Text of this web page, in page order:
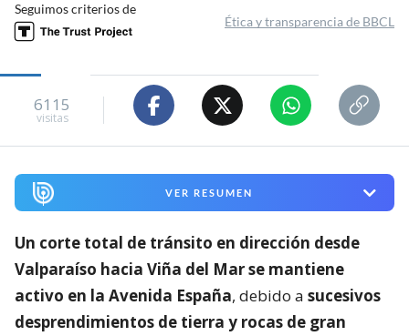
Seguimos criterios de
Ética y transparencia de BBCL
6115
visitas
VER RESUMEN
Un corte total de tránsito en dirección desde
Valparaíso hacia Viña del Mar se mantiene
activo en la Avenida España, debido a sucesivos
desprendimientos de tierra y rocas de gran